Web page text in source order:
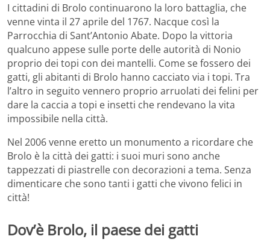
I cittadini di Brolo continuarono la loro battaglia, che
venne vinta il 27 aprile del 1767. Nacque così la
Parrocchia di Sant’Antonio Abate. Dopo la vittoria
qualcuno appese sulle porte delle autorità di Nonio
proprio dei topi con dei mantelli. Come se fossero dei
gatti, gli abitanti di Brolo hanno cacciato via i topi. Tra
l’altro in seguito vennero proprio arruolati dei felini per
dare la caccia a topi e insetti che rendevano la vita
impossibile nella città.
Nel 2006 venne eretto un monumento a ricordare che
Brolo è la città dei gatti: i suoi muri sono anche
tappezzati di piastrelle con decorazioni a tema. Senza
dimenticare che sono tanti i gatti che vivono felici in
città!
Dov’è Brolo, il paese dei gatti